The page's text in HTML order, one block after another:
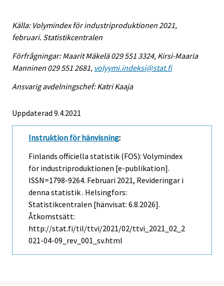
Källa: Volymindex för industriproduktionen 2021,
februari. Statistikcentralen
Förfrågningar: Maarit Mäkelä 029 551 3324, Kirsi-Maaria
Manninen 029 551 2681, volyymi.indeksi@stat.fi
Ansvarig avdelningschef: Katri Kaaja
Uppdaterad 9.4.2021
Instruktion för hänvisning:
Finlands officiella statistik (FOS): Volymindex
för industriproduktionen [e-publikation].
ISSN=1798-9264. Februari 2021, Revideringar i
denna statistik . Helsingfors:
Statistikcentralen [hänvisat: 6.8.2026].
Åtkomstsätt:
http://stat.fi/til/ttvi/2021/02/ttvi_2021_02_2
021-04-09_rev_001_sv.html